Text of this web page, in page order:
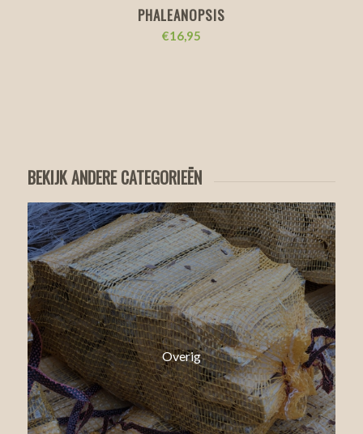
PHALEANOPSIS
€16,95
BEKIJK ANDERE CATEGORIEËN
Overig